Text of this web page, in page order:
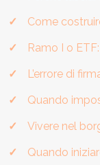
Come
Ramo I o
L’errore di
Quando
Vivere nel
Quando